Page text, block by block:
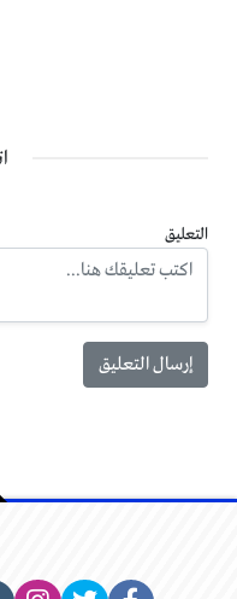
التعليق